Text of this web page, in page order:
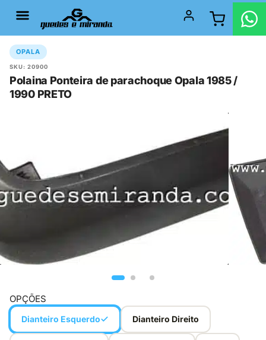
OPALA
SKU: 20900
Polaina Ponteira de parachoque Opala 1985 /
1990 PRETO
OPÇÕES
Dianteiro Esquerdo Dianteiro Direito